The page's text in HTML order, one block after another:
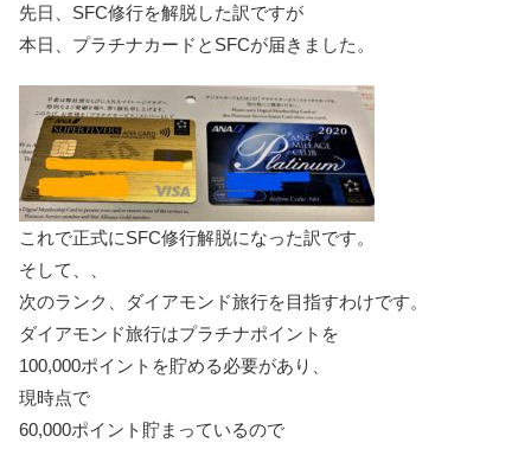
先日、SFC修行を解脱した訳ですが
本日、プラチナカードとSFCが届きました。
これで正式にSFC修行解脱になった訳です。
そして、、
次のランク、ダイアモンド旅行を目指すわけです。
ダイアモンド旅行はプラチナポイントを
100,000ポイントを貯める必要があり、
現時点で
60,000ポイント貯まっているので